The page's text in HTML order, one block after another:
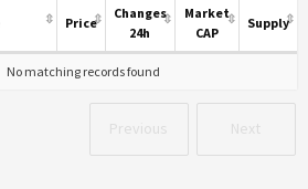
Previous Next
Price
Changes
24h
Market
CAP
Supply
No matching records found